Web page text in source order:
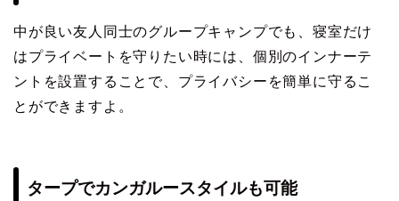
中が良い友人同士のグループキャンプでも、寝室だけ
はプライベートを守りたい時には、個別のインナーテ
ントを設置することで、プライバシーを簡単に守るこ
とができますよ。
タープでカンガルースタイルも可能